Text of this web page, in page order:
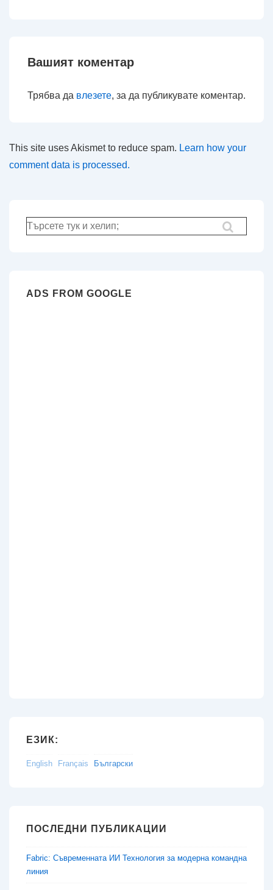
Вашият коментар
Трябва да влезете, за да публикувате коментар.
This site uses Akismet to reduce spam. Learn how your
comment data is processed.
Търсене
за:
ADS FROM GOOGLE
ЕЗИК:
English Français Български
ПОСЛЕДНИ ПУБЛИКАЦИИ
Fabric: Съвременната ИИ Технология за модерна командна
линия